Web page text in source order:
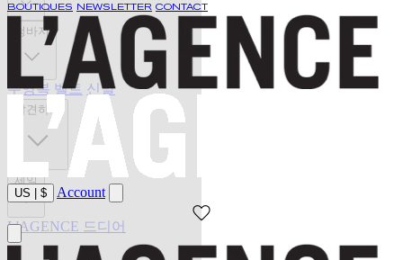
BOUTIQUES NEWSLETTER CONTACT
US $ Account
청바지
수영복 벨트 신발
발견하기
세일
L'AGENCE 드디어